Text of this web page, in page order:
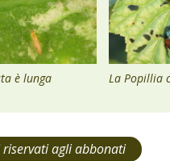
è lunga La Popillia
riservati agli abbonati